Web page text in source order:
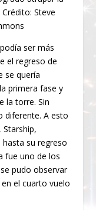
Steve
ser más
el regreso de
se quería
primera fase y
la torre. Sin
diferente. A esto
Starship,
su regreso
fue uno de los
pudo observar
el cuarto vuelo